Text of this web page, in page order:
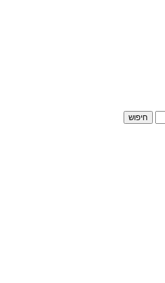
חיפוש